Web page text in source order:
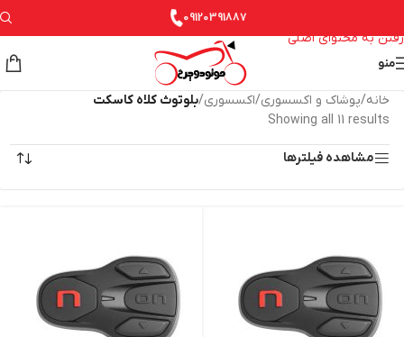
رفتن به محتوای اصلی
09120391887
منو
خانه/پوشاک و اکسسوری/اکسسوری/بلوتوث کلاه کاسکت
Showing all 11 results
مشاهده فیلترها